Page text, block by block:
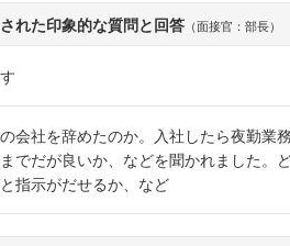
れた印象的な質問と回答 （面接官：部長）
会社を辞めたのか。入社したら夜勤業
でだが良いか、などを聞かれました。
指示がだせるか、など